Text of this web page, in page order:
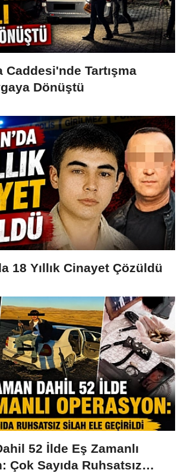
Caddesi'nde Tartışma
Dönüştü
18 Yıllık Cinayet Çözüldü
52 İlde Eş Zamanlı
Çok Sayıda Ruhsatsız